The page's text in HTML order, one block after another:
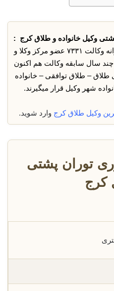
وکیل خانواده و طلاق کرج :
سرکار خانم وکیل به شماره پروانه وکالت ۷۳۳۱ عضو مرکز وکلا و
چند سال سابقه وکالت هم اکنون
طلاق – طلاق توافقی – خانواده
شهر وکیل قرار میگیرند.
وکیل طلاق کرج وارد شوید.
توران پشتی
کرج